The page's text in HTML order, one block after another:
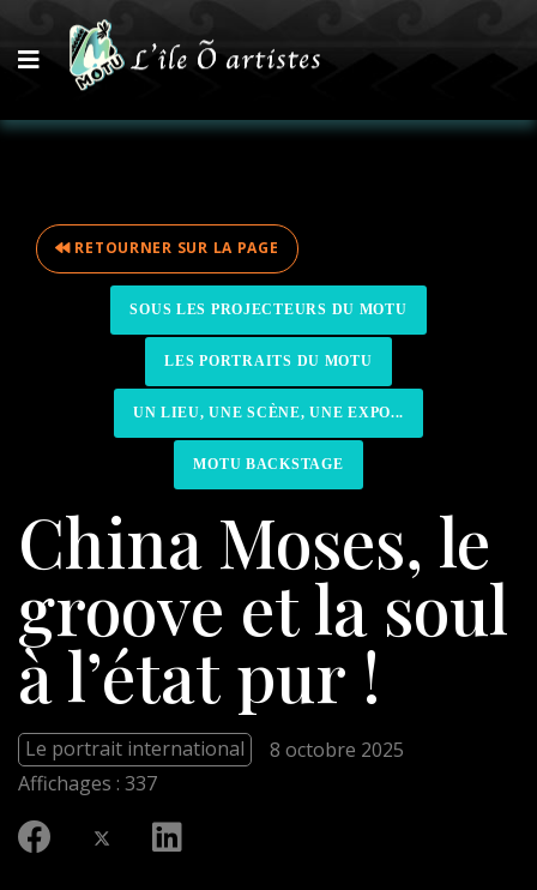
RETOURNER SUR LA PAGE
SOUS LES PROJECTEURS DU MOTU
LES PORTRAITS DU MOTU
UN LIEU, UNE SCÈNE, UNE EXPO...
MOTU BACKSTAGE
China Moses, le
groove et la soul
à l’état pur !
Le portrait international
8 octobre 2025
Affichages : 337